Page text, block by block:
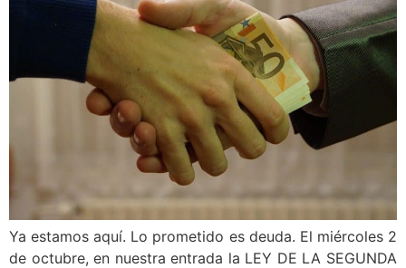
Ya estamos aquí. Lo prometido es deuda. El miércoles 2
de octubre, en nuestra entrada la LEY DE LA SEGUNDA